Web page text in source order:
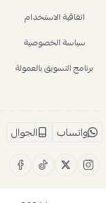
اتفاقية الاستخدام
سياسة الخصوصية
برنامج التسويق بالعمولة
واتساب الجوال